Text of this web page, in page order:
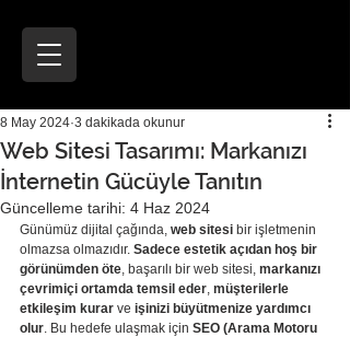
Web Sitesi Tasarımı: Markanızı
İnternetin Gücüyle Tanıtın
8 May 2024 3 dakikada okunur
Güncelleme tarihi: 4 Haz 2024
Günümüz dijital çağında, web sitesi bir işletmenin
olmazsa olmazıdır. Sadece estetik açıdan hoş bir
görünümden öte, başarılı bir web sitesi, markanızı
çevrimiçi ortamda temsil eder, müşterilerle
etkileşim kurar ve işinizi büyütmenize yardımcı
olur. Bu hedefe ulaşmak için SEO (Arama Motoru